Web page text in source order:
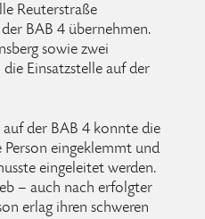
Reuterstraße
BAB 4 übernehmen.
sowie zwei
Einsatzstelle auf der
der BAB 4 konnte die
eingeklemmt und
eingeleitet werden.
– auch nach erfolgter
erlag ihren schweren